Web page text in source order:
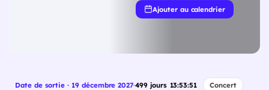
Ajouter au calendrier
Date de sortie · 19 décembre 2027·499jours 13:53:50 Concert